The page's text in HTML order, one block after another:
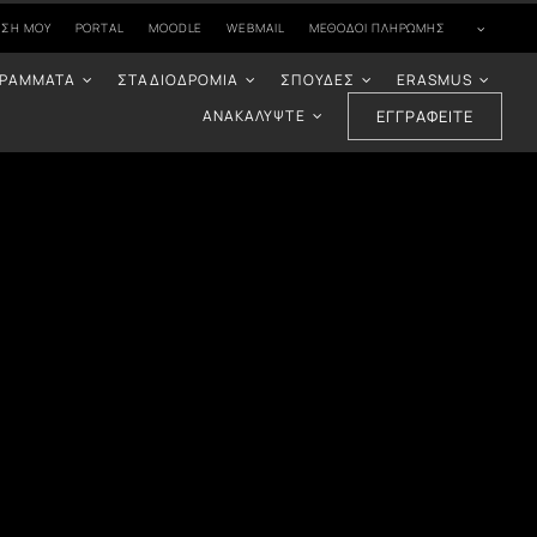
ΜΟΥ PORTAL MOODLE WEBMAIL ΜΈΘΟΔΟΙ ΠΛΗΡΩΜΉΣ
ΣΤΑΔΙΟΔΡΟΜΊΑ ΣΠΟΥΔΈΣ
ERASMUS
ΑΝΑΚΑΛΎΨΤΕ
ΕΓΓΡΑΦΕΊΤΕ